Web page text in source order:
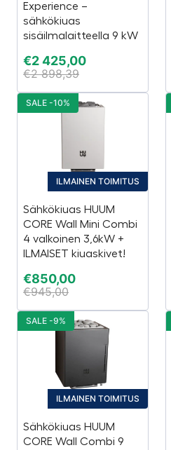
Experience –
sähkökiuas
sisäilmalaitteella 9 kW
€2 425,00
€2 898,39
ILMAINEN TOIMITUS
Sähkökiuas HUUM
CORE Wall Mini Combi
4 valkoinen 3,6kW +
ILMAISET kiuaskivet!
€850,00
€945,00
SALE -10%
ILMAINEN TOIMITUS
Sähkökiuas HUUM
CORE Wall Combi 9
SALE -9%